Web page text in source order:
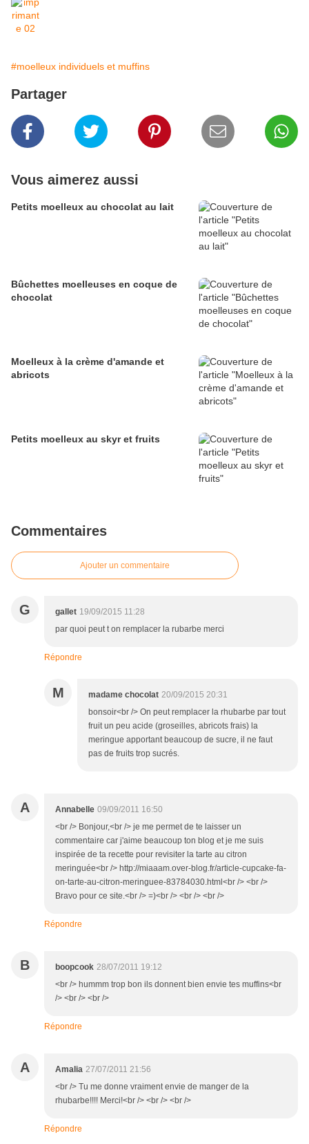
#moelleux individuels et muffins
Partager
Vous aimerez aussi
Petits moelleux au chocolat au lait
Bûchettes moelleuses en coque de
chocolat
Moelleux à la crème d'amande et
abricots
Petits moelleux au skyr et fruits
Commentaires
Ajouter un commentaire
G gallet 19/09/2015 11:28
par quoi peut t on remplacer la rubarbe merci
Répondre
M madame chocolat 20/09/2015 20:31
bonsoir<br /> On peut remplacer la rhubarbe par tout
fruit un peu acide (groseilles, abricots frais) la
meringue apportant beaucoup de sucre, il ne faut
pas de fruits trop sucrés.
A Annabelle 09/09/2011 16:50
<br /> Bonjour,<br /> je me permet de te laisser un
commentaire car j'aime beaucoup ton blog et je me suis
inspirée de ta recette pour revisiter la tarte au citron
meringuée<br /> http://miaaam.over-blog.fr/article-cupcake-fa-
on-tarte-au-citron-meringuee-83784030.html<br /> <br />
Bravo pour ce site.<br /> =)<br /> <br /> <br />
Répondre
B boopcook 28/07/2011 19:12
<br /> hummm trop bon ils donnent bien envie tes muffins<br
/> <br /> <br />
Répondre
A Amalia 27/07/2011 21:56
<br /> Tu me donne vraiment envie de manger de la
rhubarbe!!!! Merci!<br /> <br /> <br />
Répondre